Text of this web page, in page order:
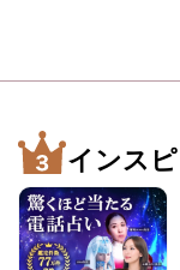
インスピ